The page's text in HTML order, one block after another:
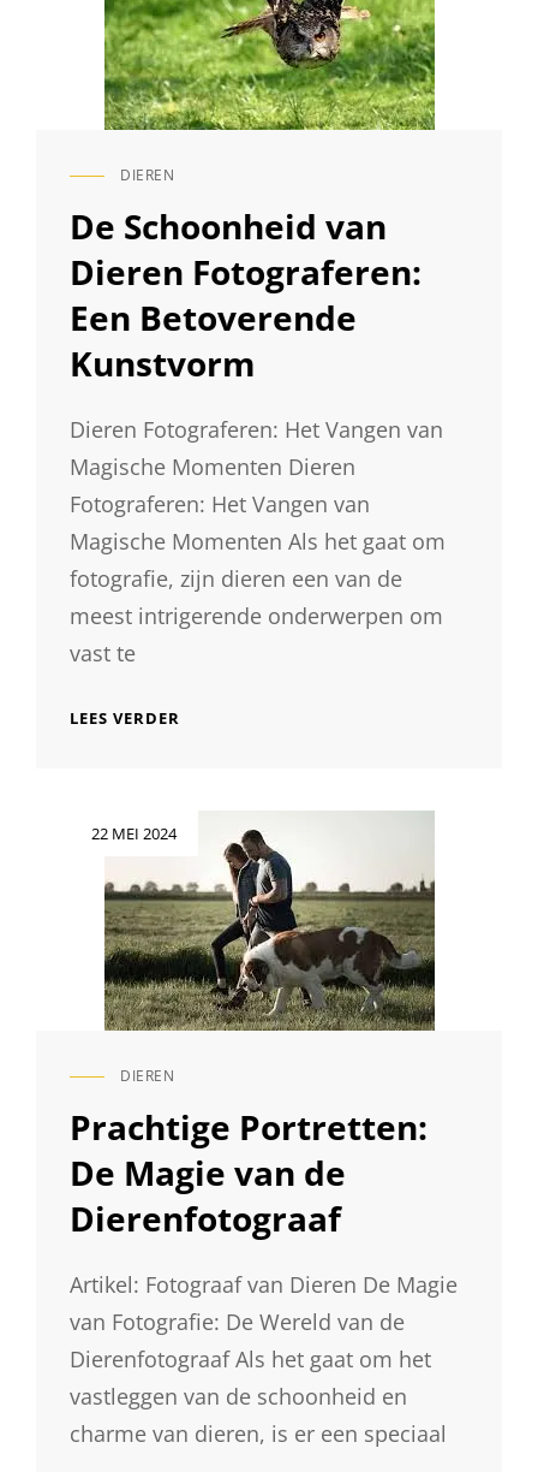
GIDS
VOOR
LEVENDIGE
FOTO’S
CAT
DIEREN
De Schoonheid van
Dieren Fotograferen:
Een Betoverende
Kunstvorm
Dieren Fotograferen: Het Vangen van
Magische Momenten Dieren
Fotograferen: Het Vangen van
Magische Momenten Als het gaat om
fotografie, zijn dieren een van de
meest intrigerende onderwerpen om
vast te
LEES VERDER
FOTOGRAFEREN:
BETOVERENDE
KUNSTVORM
22 MEI 2024
CAT
DIEREN
Prachtige Portretten:
De Magie van de
Dierenfotograaf
Artikel: Fotograaf van Dieren De Magie
van Fotografie: De Wereld van de
Dierenfotograaf Als het gaat om het
vastleggen van de schoonheid en
charme van dieren, is er een speciaal